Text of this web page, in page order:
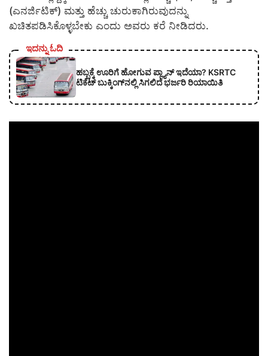
(ಎನರ್ಜಿಟಿಕ್) ಮತ್ತು ಹೆಚ್ಚು ಚುರುಕಾಗಿರುವುದನ್ನು
ಖಚಿತಪಡಿಸಿಕೊಳ್ಳಬೇಕು ಎಂದು ಅವರು ಕರೆ ನೀಡಿದರು.
ಇದನ್ನು ಓದಿ
ಹಬ್ಬಕ್ಕೆ ಊರಿಗೆ ಹೋಗುವ ಪ್ಲ್ಯಾನ್ ಇದೆಯಾ? KSRTC
ಟಿಕೆಟ್ ಬುಕ್ಕಿಂಗ್‌ನಲ್ಲಿ ಸಿಗಲಿದೆ ಭರ್ಜರಿ ರಿಯಾಯಿತಿ